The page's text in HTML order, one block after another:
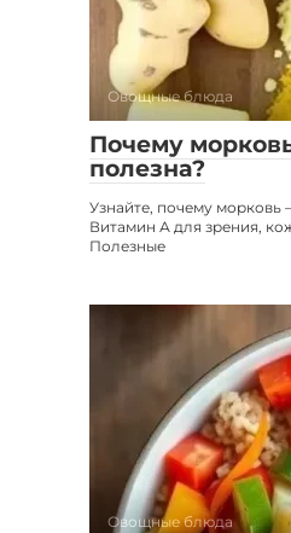
Овощные блюда
Почему
полезна?
Узнайте, почему морковь
Витамин А для зрения,
Полезные
Овощные блюда